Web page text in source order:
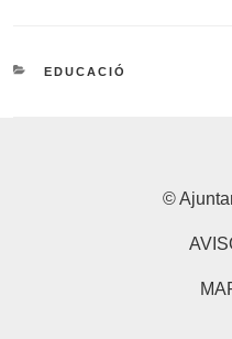
CATEGORIES
EDUCACIÓ
©